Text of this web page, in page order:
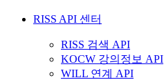
RISS API 센터
RISS 검색 API
KOCW 강의정보 API
WILL 연계 API